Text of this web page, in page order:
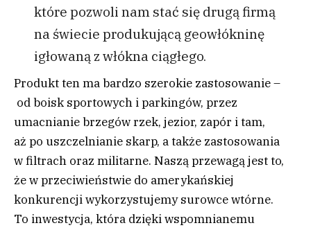
które pozwoli nam stać się drugą firmą
na świecie produkującą geowłókninę
igłowaną z włókna ciągłego.
Produkt ten ma bardzo szerokie zastosowanie –
od boisk sportowych i parkingów, przez
umacnianie brzegów rzek, jezior, zapór i tam,
aż po uszczelnianie skarp, a także zastosowania
w filtrach oraz militarne. Naszą przewagą jest to,
że w przeciwieństwie do amerykańskiej
konkurencji wykorzystujemy surowce wtórne.
To inwestycja, która dzięki wspomnianemu